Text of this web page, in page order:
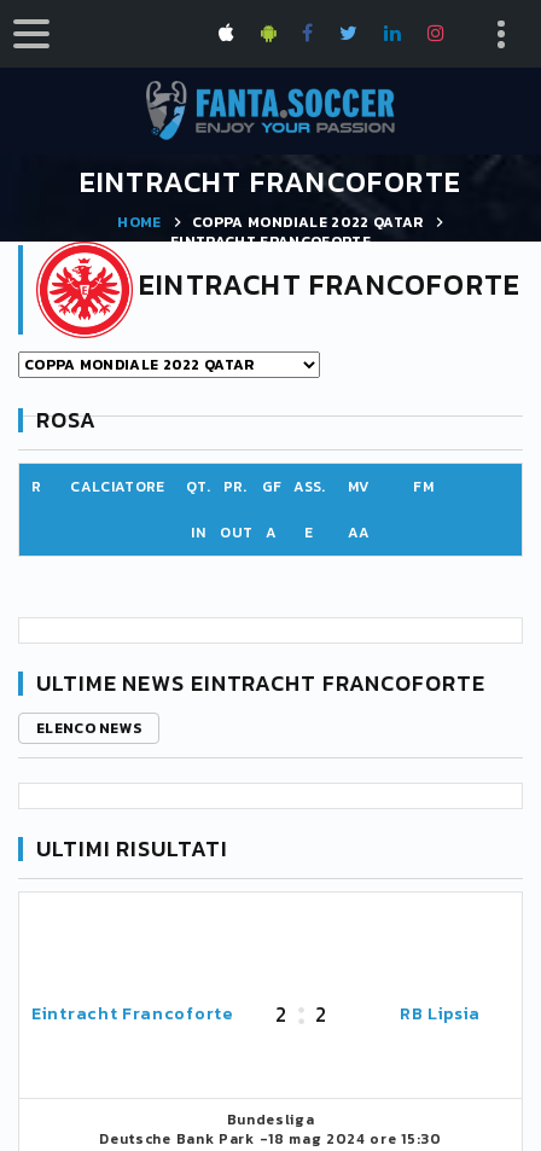
EINTRACHT FRANCOFORTE
HOME
COPPA MONDIALE 2022 QATAR
EINTRACHT FRANCOFORTE
EINTRACHT FRANCOFORTE
ROSA
R CALCIATORE QT. PR. GF ASS. MV FM
IN OUT A E AA
ULTIME NEWS EINTRACHT FRANCOFORTE
ELENCO NEWS
ULTIMI RISULTATI
Eintracht Francoforte 2 2 RB Lipsia
Bundesliga
Deutsche Bank Park -18 mag 2024 ore 15:30